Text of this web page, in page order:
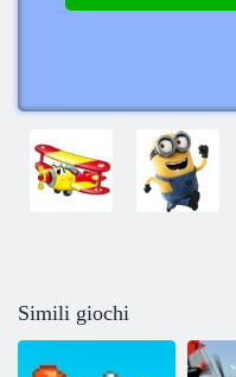
Simili giochi